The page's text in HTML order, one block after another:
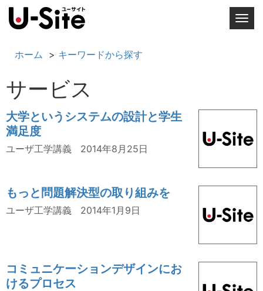
T
v
t
o
ホーム キーワードから探す
サービス
大学というシステムの設計と学生
満足度
ユーザ工学講義 2014年8月25日
もっと問題解決型の取り組みを
ユーザ工学講義 2014年1月9日
コミュニケーションデザインにお
けるプロセス